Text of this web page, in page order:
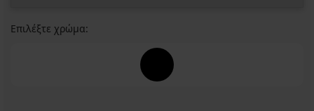
Επιλέξτε χρώμα: